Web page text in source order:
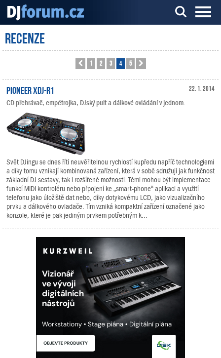
Server o DJ technice a DJingu
Recenze
Předchozí
1 2 3 4 5
22. 1. 2014
Pioneer XDJ-R1
CD přehrávač, empétrojka, DJský pult a dálkové ovládání v jednom.
Svět DJingu se dnes řítí neuvěřitelnou rychlostí kupředu napříč technologiemi
a díky tomu vznikají kombinovaná zařízení, která v sobě sdružují jak funkčnost
základní DJ sestavy, tak i rozšířené možnosti. Těmi mohou být implementace
funkcí MIDI kontroléru nebo přpojení ke „smart-phone“ aplikaci a využití
telefonu jako úložiště dat nebo, díky dotykovému LCD, jako vizualizačního
prvku a dálkového ovladače. Tím vzniká kompaktní zařízení označené jako
konzole, které je pak jediným prvkem potřebným k...